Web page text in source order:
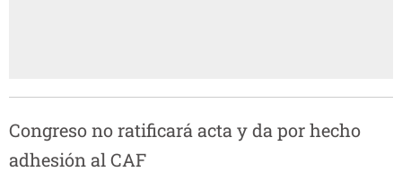
Congreso no ratificará acta y da por hecho
adhesión al CAF